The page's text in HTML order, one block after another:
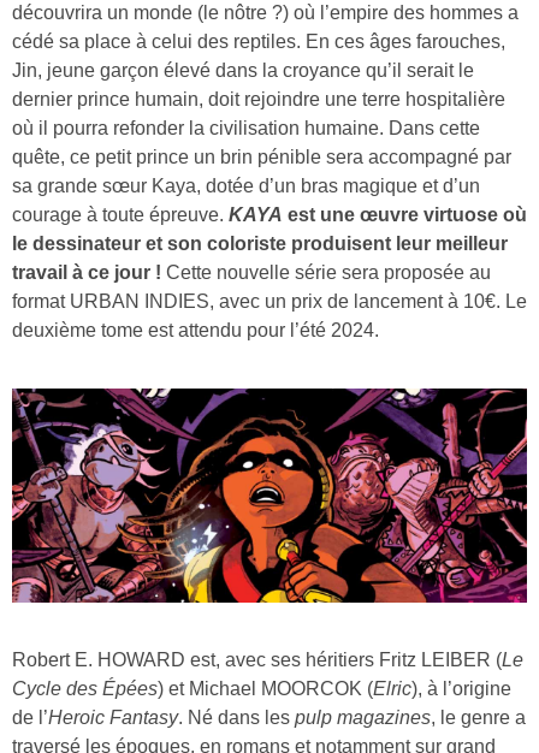
découvrira un monde (le nôtre ?) où l’empire des hommes a
cédé sa place à celui des reptiles. En ces âges farouches,
Jin, jeune garçon élevé dans la croyance qu’il serait le
dernier prince humain, doit rejoindre une terre hospitalière
où il pourra refonder la civilisation humaine. Dans cette
quête, ce petit prince un brin pénible sera accompagné par
sa grande sœur Kaya, dotée d’un bras magique et d’un
courage à toute épreuve. KAYA est une œuvre virtuose où
le dessinateur et son coloriste produisent leur meilleur
travail à ce jour ! Cette nouvelle série sera proposée au
format URBAN INDIES, avec un prix de lancement à 10€. Le
deuxième tome est attendu pour l’été 2024.
Robert E. HOWARD est, avec ses héritiers Fritz LEIBER (Le
Cycle des Épées) et Michael MOORCOK (Elric), à l’origine
de l’Heroic Fantasy. Né dans les pulp magazines, le genre a
traversé les époques, en romans et notamment sur grand